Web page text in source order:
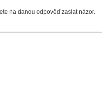
na danou odpověď zaslat názor.